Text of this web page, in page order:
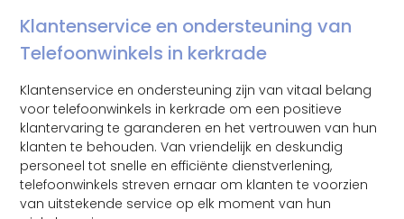
Klantenservice en ondersteuning van
Telefoonwinkels in kerkrade
Klantenservice en ondersteuning zijn van vitaal belang
voor telefoonwinkels in kerkrade om een positieve
klantervaring te garanderen en het vertrouwen van hun
klanten te behouden. Van vriendelijk en deskundig
personeel tot snelle en efficiënte dienstverlening,
telefoonwinkels streven ernaar om klanten te voorzien
van uitstekende service op elk moment van hun